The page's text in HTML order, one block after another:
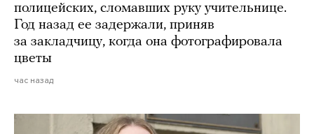
полицейских, сломавших руку учительнице.
Год назад ее задержали, приняв
за закладчицу, когда она фотографировала
цветы
час назад